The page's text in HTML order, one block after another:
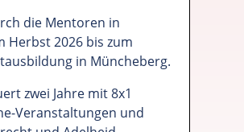
die Mentoren in
Herbst 2026 bis zum
in Müncheberg.
zwei Jahre mit 8x1
Veranstaltungen und